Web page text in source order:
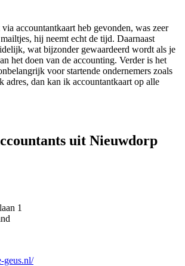
accountantkaart heb gevonden, was zeer
hij neemt echt de tijd. Daarnaast
wat bijzonder gewaardeerd wordt als je
het doen van de accounting. Verder is het
voor startende ondernemers zoals
adres, dan kan ik accountantkaart op alle
uit Nieuwdorp
1
geus.nl/